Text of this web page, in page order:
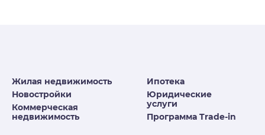
Жилая недвижимость
Новостройки
Коммерческая
недвижимость
Ипотека
Юридические
услуги
Программа Trade-in